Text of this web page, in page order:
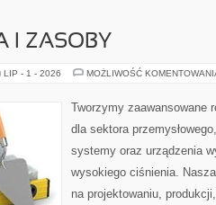
I ZASOBY
LIP - 1 - 2026 MOŻLIWOŚĆ
Tworzymy zaawansowane
dla sektora
systemy oraz urządzenia
wysokiego ciśnienia.
na projektowaniu,